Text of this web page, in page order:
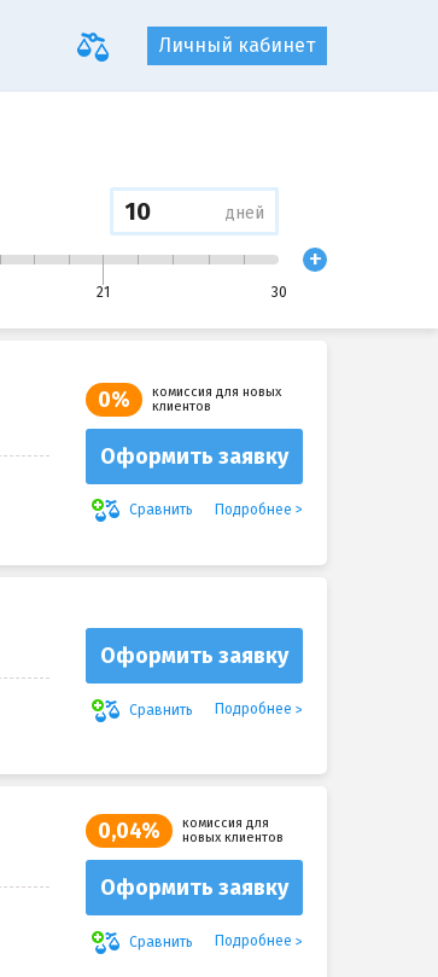
дней
21 30
+
0%
комиссия для новых
клиентов
Оформить заявку
Сравнить Подробнее
Оформить заявку
Сравнить Подробнее
0,04%
комиссия для
новых клиентов
Оформить заявку
Сравнить Подробнее
Личный кабинет